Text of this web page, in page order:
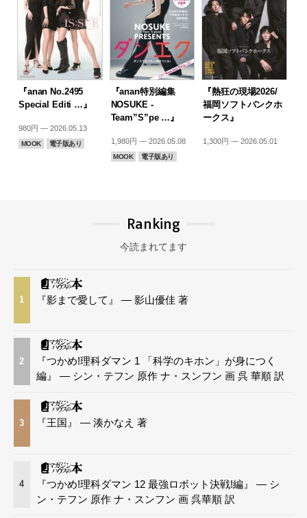
『anan No.2495
Special Editi …』
980円 — 2026.05.13
MOOK 電子版あり
『anan特別編集
NOSUKE -
Team”S”pe …』
1,980円 — 2026.05.08
MOOK 電子版あり
『熱狂の現場2026/
福岡ソフトバンクホ
ークス』
1,300円 — 2026.05.01
Ranking
今読まれてます
1 『影まで愛して』 — 影山優佳 著
2
『つかめ!理科ダマン 1 「科学のキホン」が身につく
編』 — シン・テフン 原作 ナ・スンフン 画 呉 華順 訳
3 『王国』 — 湊かなえ 著
4
『つかめ!理科ダマン 12 最強ロボット決戦!編』 — シ
ン・テフン 原作 ナ・スンフン 画 呉華順 訳